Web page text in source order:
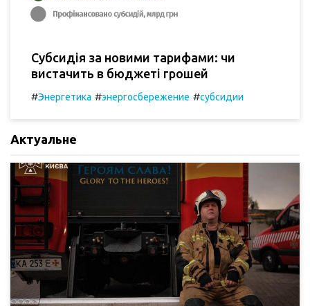
Субсидія за новими тарифами: чи
вистачить в бюджеті грошей
#Энергетика #энергосбережение #субсидии
Актуальне